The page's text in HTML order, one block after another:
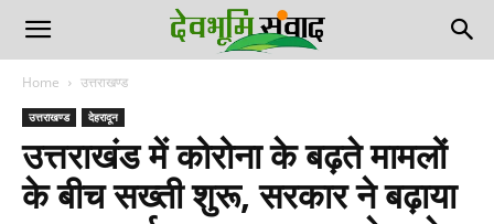
Home उत्तराखण्ड
उत्तराखण्ड देहरादून
उत्तराखंड में कोरोना के बढ़ते मामलों
के बीच सख्ती शुरू, सरकार ने बढ़ाया